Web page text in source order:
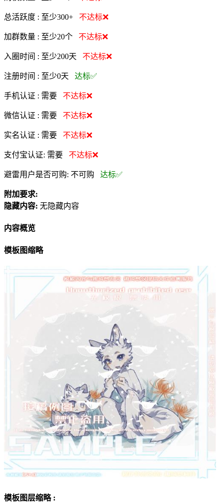
总活跃度 : 至少300+ 不达标❌
加群数量 : 至少20个 不达标❌
入圈时间 : 至少200天 不达标❌
注册时间 : 至少0天 达标✅
手机认证 : 需要 不达标❌
微信认证 : 需要 不达标❌
实名认证 : 需要 不达标❌
支付宝认证: 需要 不达标❌
避雷用户是否可购: 不可购 达标✅
附加要求:
隐藏内容: 无隐藏内容
内容概览
模板图缩略
模板图层缩略 :